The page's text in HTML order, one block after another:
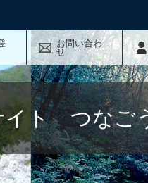
お問い合わ
せ
イト つなご